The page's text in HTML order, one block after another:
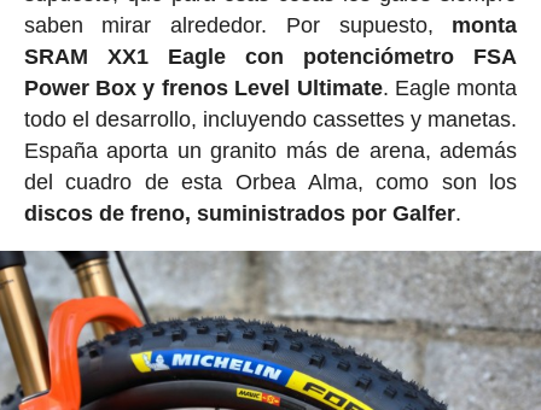
saben mirar alrededor. Por supuesto, monta
SRAM XX1 Eagle con potenciómetro FSA
Power Box y frenos Level Ultimate. Eagle monta
todo el desarrollo, incluyendo cassettes y manetas.
España aporta un granito más de arena, además
del cuadro de esta Orbea Alma, como son los
discos de freno, suministrados por Galfer.